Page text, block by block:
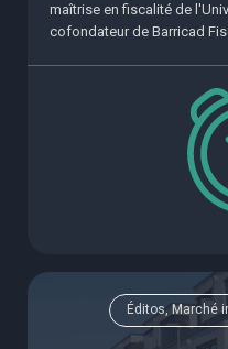
maîtrise en fiscalité de
cofondateur de Barricad
Éditos, Marché